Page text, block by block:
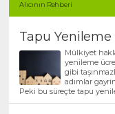
Alıcının Rehberi
Tapu
Mülkiyet
yenileme
gibi
adımlar
Peki bu süreçte tapu